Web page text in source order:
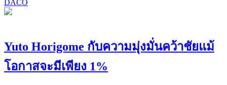
DACO
Yuto Horigome กับความมุ่งมั่นคว้าชัยแม้
โอกาสจะมีเพียง 1%